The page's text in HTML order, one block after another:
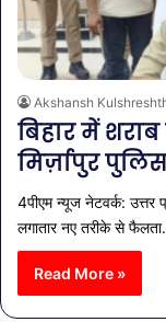
Akshansh
बिहार में
मिर्ज़ापुर
4पीएम न्यूज नेटवर्क:
लगातार नए तरीके से
Read More »